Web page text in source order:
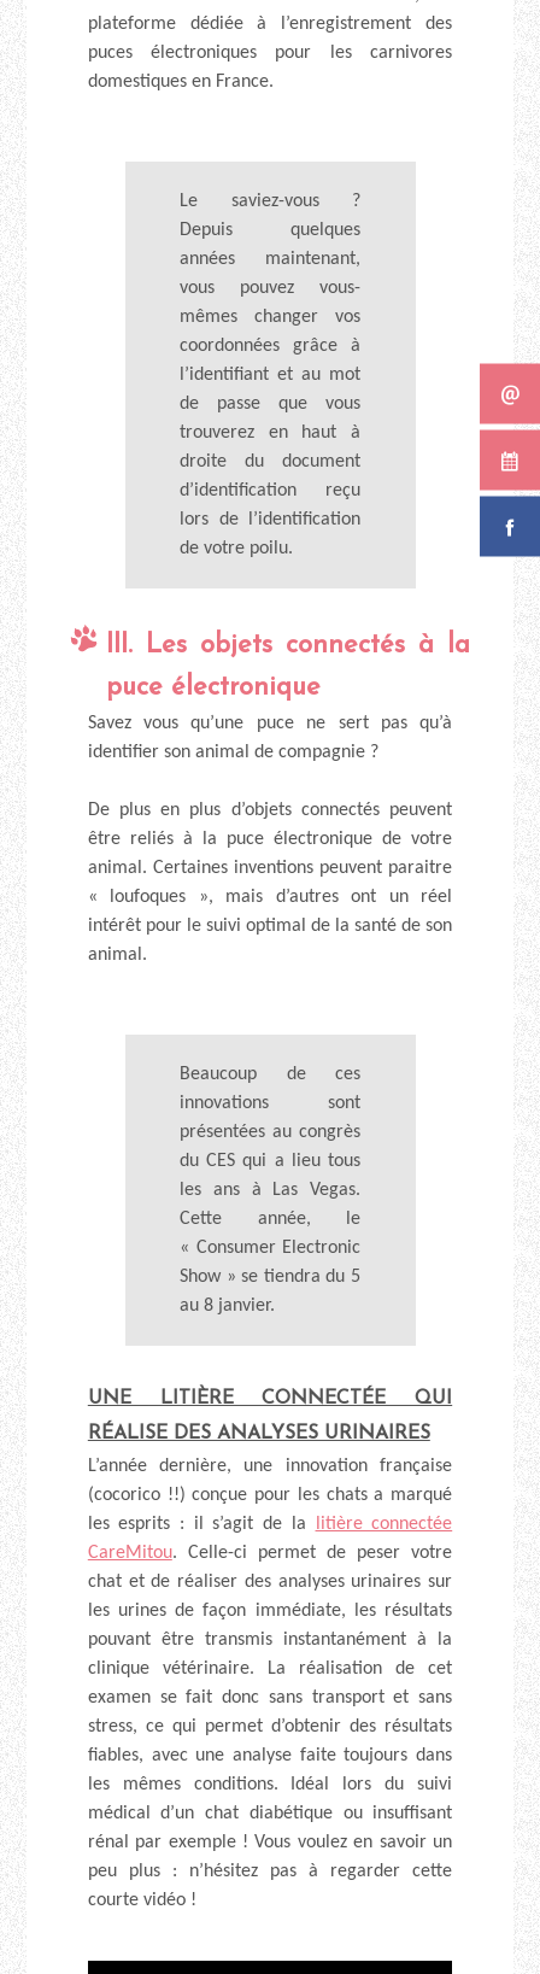
plateforme dédiée à l’enregistrement des
puces électroniques pour les carnivores
domestiques en France.
Le saviez-vous ?
Depuis quelques
années maintenant,
vous pouvez vous-
mêmes changer vos
coordonnées grâce à
l’identifiant et au mot
de passe que vous
trouverez en haut à
droite du document
d’identification reçu
lors de l’identification
de votre poilu.
III. Les objets connectés à la
puce électronique
Savez vous qu’une puce ne sert pas qu’à
identifier son animal de compagnie ?
De plus en plus d’objets connectés peuvent
être reliés à la puce électronique de votre
animal. Certaines inventions peuvent paraitre
« loufoques », mais d’autres ont un réel
intérêt pour le suivi optimal de la santé de son
animal.
Beaucoup de ces
innovations sont
présentées au congrès
du CES qui a lieu tous
les ans à Las Vegas.
Cette année, le
« Consumer Electronic
Show » se tiendra du 5
au 8 janvier.
UNE LITIÈRE CONNECTÉE QUI
RÉALISE DES ANALYSES URINAIRES
L’année dernière, une innovation française
(cocorico !!) conçue pour les chats a marqué
les esprits : il s’agit de la
litière connectée
CareMitou. Celle-ci permet de peser votre
chat et de réaliser des analyses urinaires sur
les urines de façon immédiate, les résultats
pouvant être transmis instantanément à la
clinique vétérinaire. La réalisation de cet
examen se fait donc sans transport et sans
stress, ce qui permet d’obtenir des résultats
fiables, avec une analyse faite toujours dans
les mêmes conditions. Idéal lors du suivi
médical d’un chat diabétique ou insuffisant
rénal par exemple ! Vous voulez en savoir un
peu plus : n’hésitez pas à regarder cette
courte vidéo !